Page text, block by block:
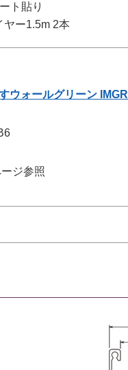
ト貼り
ー1.5m 2本
ウォールグリーン
ジ参照